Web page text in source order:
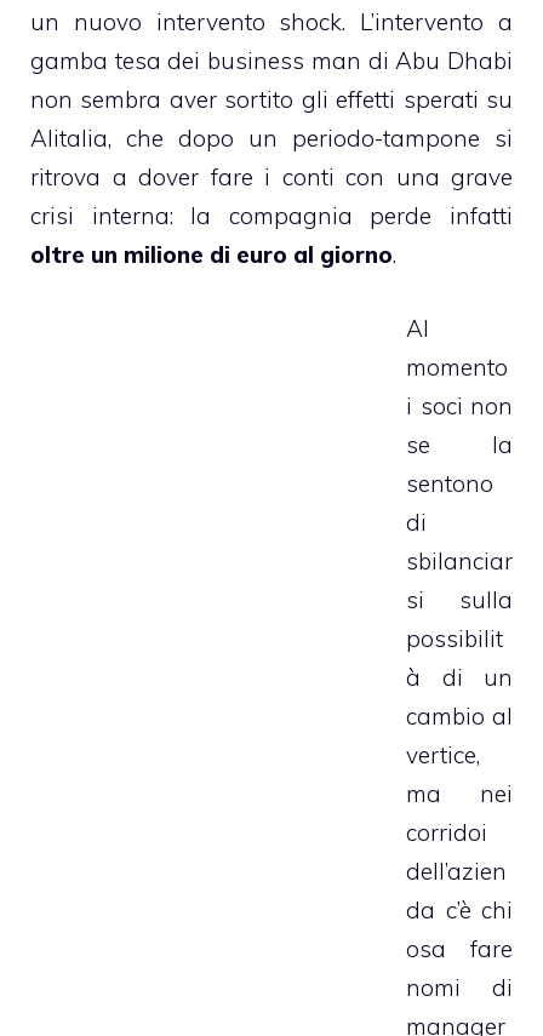
un nuovo intervento shock. L’intervento a
gamba tesa dei business man di Abu Dhabi
non sembra aver sortito gli effetti sperati su
Alitalia, che dopo un periodo-tampone si
ritrova a dover fare i conti con una grave
crisi interna: la compagnia perde infatti
oltre un milione di euro al giorno.
Al
momento
i soci non
se la
sentono
di
sbilanciar
si sulla
possibilit
à di un
cambio al
vertice,
ma nei
corridoi
dell’azien
da c’è chi
osa fare
nomi di
manager